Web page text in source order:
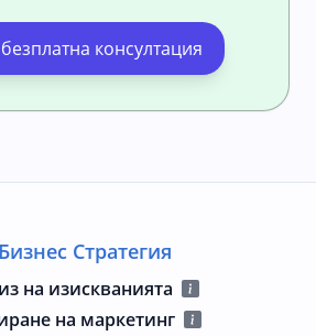
консултация
Бизнес Стратегия
на изискванията
на маркетинг